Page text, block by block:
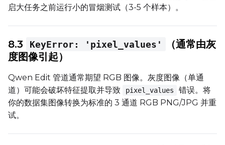
启大任务之前运行小的冒烟测试（3-5 个样本）。
8.3 KeyError: 'pixel_values'
（通常由灰
度图像引起）
Qwen Edit 管道通常期望 RGB 图像。灰度图像（单通
道）可能会破坏特征提取并导致
pixel_values
错误。将
你的数据集图像转换为标准的 3 通道 RGB PNG/JPG 并重
试。